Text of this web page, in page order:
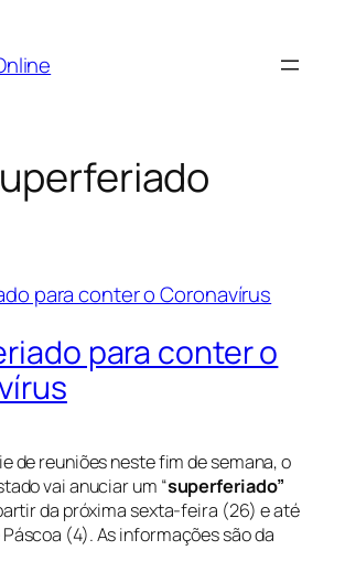
para conter o
de reuniões neste fim de semana, o
vai anuciar um “superferiado”
da próxima sexta-feira (26) e até
(4).As informações são da